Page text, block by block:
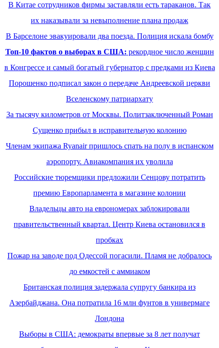
В Китае сотрудников фирмы заставляли есть тараканов. Так
их наказывали за невыполнение плана продаж
В Барселоне эвакуировали два поезда. Полиция искала бомбу
Топ-10 фактов о выборах в США: рекордное число женщин
в Конгрессе и самый богатый губернатор с предками из Киева
Порошенко подписал закон о передаче Андреевской церкви
Вселенскому патриархату
За тысячу километров от Москвы. Политзаключенный Роман
Сущенко прибыл в исправительную колонию
Членам экипажа Ryanair пришлось спать на полу в испанском
аэропорту. Авиакомпания их уволила
Российские тюремщики предложили Сенцову потратить
премию Европарламента в магазине колонии
Владельцы авто на еврономерах заблокировали
правительственный квартал. Центр Киева остановился в
пробках
Пожар на заводе под Одессой погасили. Пламя не добралось
до емкостей с аммиаком
Британская полиция задержала супругу банкира из
Азербайджана. Она потратила 16 млн фунтов в универмаге
Лондона
Выборы в США: демократы впервые за 8 лет получат